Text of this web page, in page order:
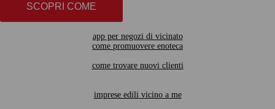
SCOPRI COME
app per negozi di vicinato
come promuovere enoteca
come trovare nuovi clienti
imprese edili vicino a me